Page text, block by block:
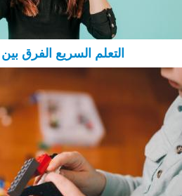
التعلم السريع الفرق بين